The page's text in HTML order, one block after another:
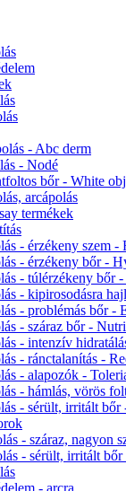
- Abc derm
- Nodé
bőr - White
arcápolás
termékek
- érzékeny szem -
- érzékeny bőr -
- túlérzékeny bőr
- kipirosodásra
- problémás bőr -
- száraz bőr -
- intenzív
- ránctalanítás -
- alapozók -
- hámlás, vörös
- sérült, irritált bőr
- száraz, nagyon
- sérült, irritált
- arcra